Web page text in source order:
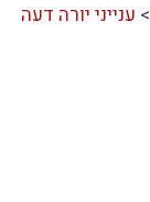
> ענייני יורה דעה